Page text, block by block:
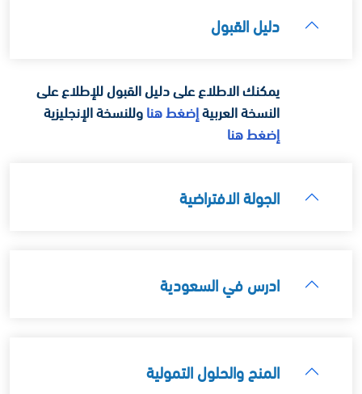
دليل القبول
يمكنك الاطلاع على دليل القبول للإطلاع على
النسخة العربيةإضغط هناوللنسخة الإنجليزية
إضغط هنا
الجولة الافتراضية
ادرس في السعودية
المنح والحلول التمولية